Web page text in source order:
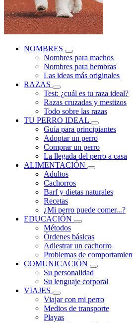
NOMBRES
Nombres para machos
Nombres para hembras
Las ideas más originales
RAZAS
Test: ¿cuál es tu raza ideal?
Razas cruzadas y mestizos
Todo sobre las razas
TU PERRO IDEAL
Guía para principiantes
Adoptar un perro
Comprar un perro
La llegada del perro a casa
ALIMENTACIÓN
Adultos
Cachorros
Barf y dietas naturales
Recetas
¿Mi perro puede comer...?
EDUCACIÓN
Métodos
Órdenes básicas
Adiestrar un cachorro
Problemas de
COMUNICACIÓN
Su personalidad
Su lenguaje corporal
VIAJES
Viajar con mi perro
Medios de transporte
Playas